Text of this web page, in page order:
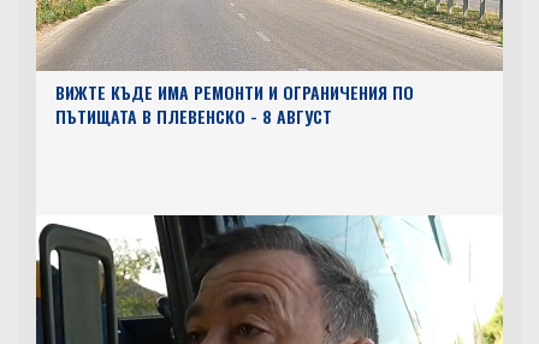
ВИЖТЕ КЪДЕ ИМА РЕМОНТИ И ОГРАНИЧЕНИЯ ПО
ПЪТИЩАТА В ПЛЕВЕНСКО - 8 АВГУСТ